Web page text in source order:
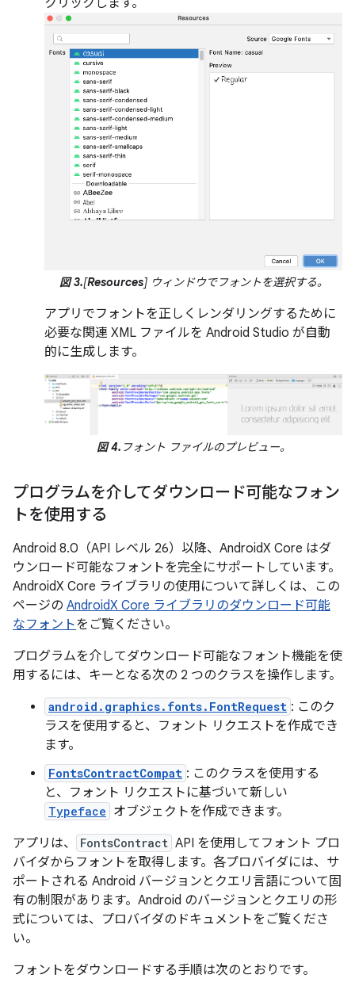
図 3.[Resources] ウィンドウでフォントを選択する。
アプリでフォントを正しくレンダリングするために
必要な関連 XML ファイルを Android Studio が自動
的に生成します。
図 4. フォント ファイルのプレビュー。
プログラムを介してダウンロード可能なフォン
トを使用する
Android 8.0（API レベル 26）以降、AndroidX Core はダ
ウンロード可能なフォントを完全にサポートしています。
AndroidX Core ライブラリの使用について詳しくは、この
ページの AndroidX Core ライブラリのダウンロード可能
なフォントをご覧ください。
プログラムを介してダウンロード可能なフォント機能を使
用するには、キーとなる次の 2 つのクラスを操作します。
android.graphics.fonts.FontRequest : このク
ラスを使用すると、フォント リクエストを作成でき
ます。
FontsContractCompat : このクラスを使用する
と、フォント リクエストに基づいて新しい
Typeface オブジェクトを作成できます。
アプリは、
FontsContract API を使用してフォント プロ
バイダからフォントを取得します。各プロバイダには、サ
ポートされる Android バージョンとクエリ言語について固
有の制限があります。Android のバージョンとクエリの形
式については、プロバイダのドキュメントをご覧くださ
い。
フォントをダウンロードする手順は次のとおりです。